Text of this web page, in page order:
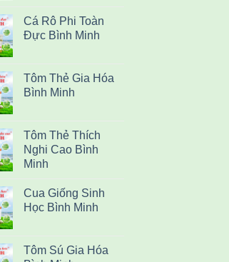
Cá Rô Phi Toàn
Đực Bình Minh
Tôm Thẻ Gia Hóa
Bình Minh
Tôm Thẻ Thích
Nghi Cao Bình
Minh
Cua Giống Sinh
Học Bình Minh
Tôm Sú Gia Hóa